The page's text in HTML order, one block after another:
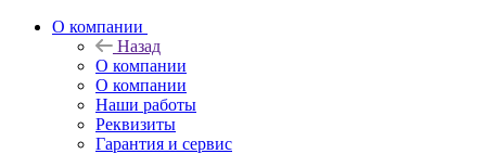
O компании
Назад
O компании
О компании
Наши работы
Реквизиты
Гарантия и сервис